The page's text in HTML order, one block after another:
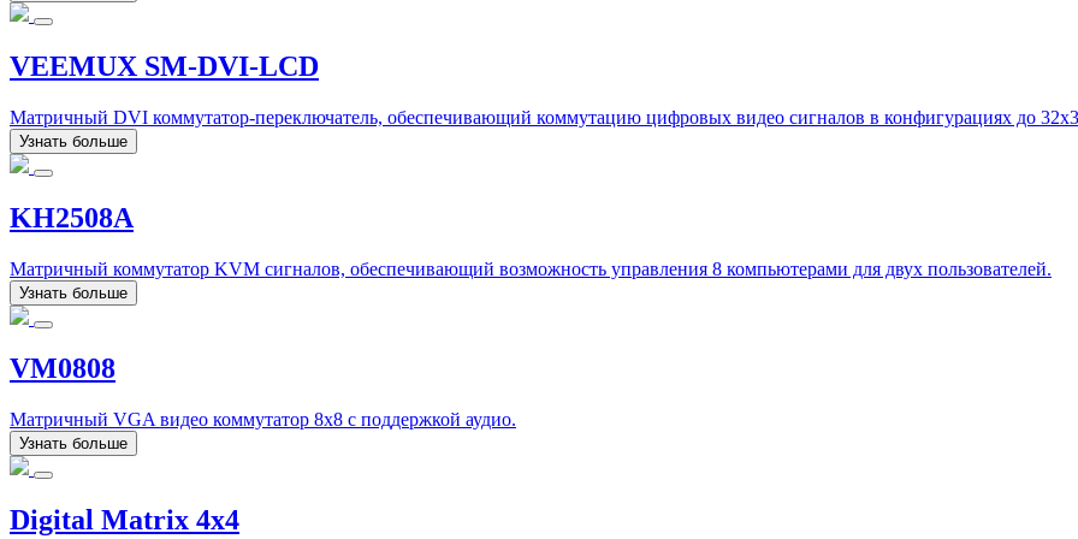
VEEMUX SM-DVI-LCD
Матричный DVI коммутатор-переключатель, обеспечивающий коммутацию цифровых видео сигналов в конфигурациях до
Узнать больше
KH2508A
Матричный коммутатор KVM сигналов, обеспечивающий возможность управления 8 компьютерами для двух пользователей.
Узнать больше
VM0808
Матричный VGA видео коммутатор 8x8 с поддержкой аудио.
Узнать больше
Digital Matrix 4x4